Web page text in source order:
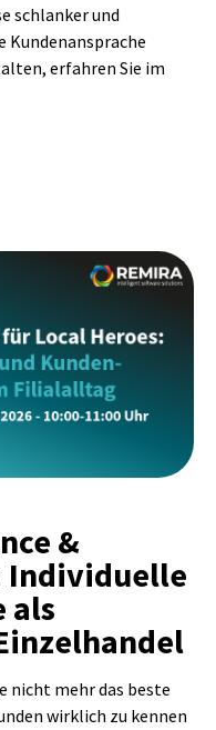
schlanker und
erfahren Sie im
&
Individuelle
als
nicht mehr das beste
wirklich zu kennen